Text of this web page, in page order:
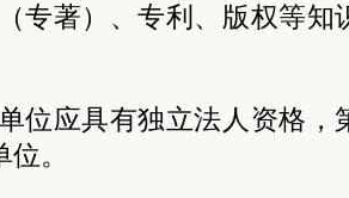
专著）、专利、版权等知
位应具有独立法人资格，
。